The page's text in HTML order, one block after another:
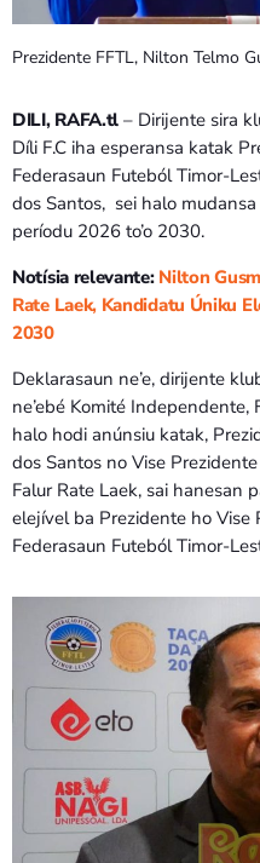
7:00 AM -
7:00 AM -
Prezidente FFTL, Nilton Telmo
DILI, RAFA.tl – Dirijente sira
Díli F.C iha esperansa katak
Federasaun Futeból Timor-
dos Santos, sei halo
períodu 2026 to’o 2030.
Notísia relevante: Nilton
Rate Laek, Kandidatu Úniku
2030
Deklarasaun ne’e, dirijente
ne’ebé Komité
halo hodi anúnsiu katak,
dos Santos no Vise
Falur Rate Laek, sai hanesan
elejível ba Prezidente ho Vise
Federasaun Futeból Timor-